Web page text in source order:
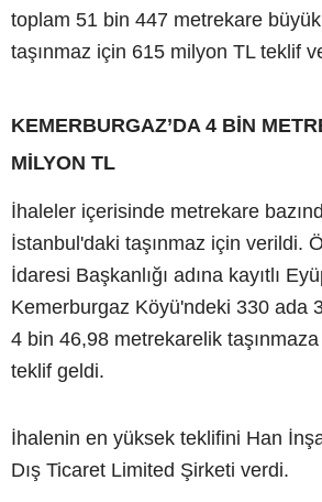
toplam 51 bin 447 metrekare
taşınmaz için 615 milyon TL teklif
KEMERBURGAZ’DA 4 BİN
MİLYON TL
İhaleler içerisinde metrekare
İstanbul'daki taşınmaz için verildi.
İdaresi Başkanlığı adına kayıtlı
Kemerburgaz Köyü'ndeki 330 ada
4 bin 46,98 metrekarelik
teklif geldi.
İhalenin en yüksek teklifini Han
Dış Ticaret Limited Şirketi verdi.